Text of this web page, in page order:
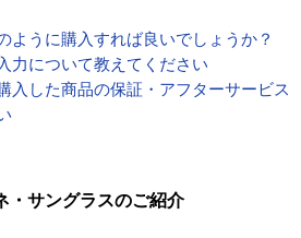
ように購入すれば良いでしょうか？
力について教えてください
入した商品の保証・アフターサービス
・サングラスのご紹介